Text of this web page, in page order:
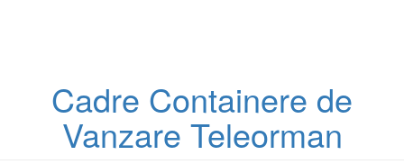
Cadre Containere de
Vanzare Teleorman